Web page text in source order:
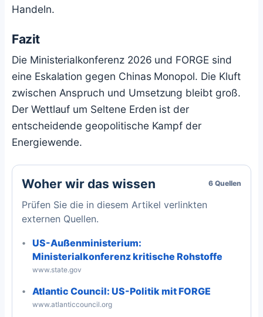
Handeln.
Fazit
Die Ministerialkonferenz 2026 und FORGE sind
eine Eskalation gegen Chinas Monopol. Die Kluft
zwischen Anspruch und Umsetzung bleibt groß.
Der Wettlauf um Seltene Erden ist der
entscheidende geopolitische Kampf der
Energiewende.
Woher wir das wissen 6 Quellen
Prüfen Sie die in diesem Artikel verlinkten
externen Quellen.
US-Außenministerium:
Ministerialkonferenz kritische Rohstoffe
www.state.gov
Atlantic Council: US-Politik mit FORGE
www.atlanticcouncil.org